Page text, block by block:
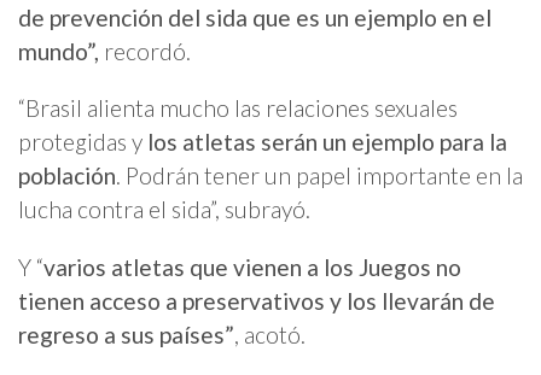
de prevención del sida que es un ejemplo en el
mundo”, recordó.
“Brasil alienta mucho las relaciones sexuales
protegidas y los atletas serán un ejemplo para la
población. Podrán tener un papel importante en la
lucha contra el sida”, subrayó.
Y “varios atletas que vienen a los Juegos no
tienen acceso a preservativos y los llevarán de
regreso a sus países”, acotó.